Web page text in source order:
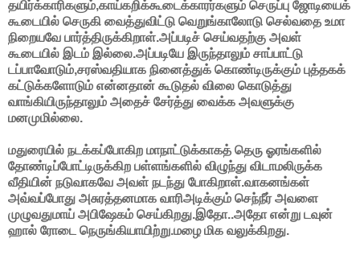
தயிர்க்காரிகளும்,காய்கறிக்கூடைக்காரர்களும் செருப்பு ஜோடியைக்
கூடையில் செருகி வைத்துவிட்டு வெறுங்காலோடு செல்வதை உமா
நிறையவே பார்த்திருக்கிறாள்.அப்படிச் செய்வதற்கு அவள்
கூடையில் இடம் இல்லை.அப்படியே இருந்தாலும் சாப்பாட்டு
டப்பாவோடும்,சரஸ்வதியாக நினைத்துக் கொண்டிருக்கும் புத்தகக்
கட்டுக்களோடும் என்னதான் கூடுதல் விலை கொடுத்து
வாங்கியிருந்தாலும் அதைச் சேர்த்து வைக்க அவளுக்கு
மனமுமில்லை.
மதுரையில் நடக்கப்போகிற மாநாட்டுக்காகத் தெரு ஓரங்களில்
தோண்டிப்போட்டிருக்கிற பள்ளங்களில் விழுந்து விடாமலிருக்க
வீதியின் நடுவாகவே அவள் நடந்து போகிறாள்.வாகனங்கள்
அவ்வப்போது அசுரத்தனமாக வாரிஅடிக்கும் செந்நீர் அவளை
முழுவதுமாய் அபிஷேகம் செய்கிறது.இதோ..அதோ என்று டவுன்
ஹால் ரோடை நெருங்கியாயிற்று.மழை மிக வலுக்கிறது.